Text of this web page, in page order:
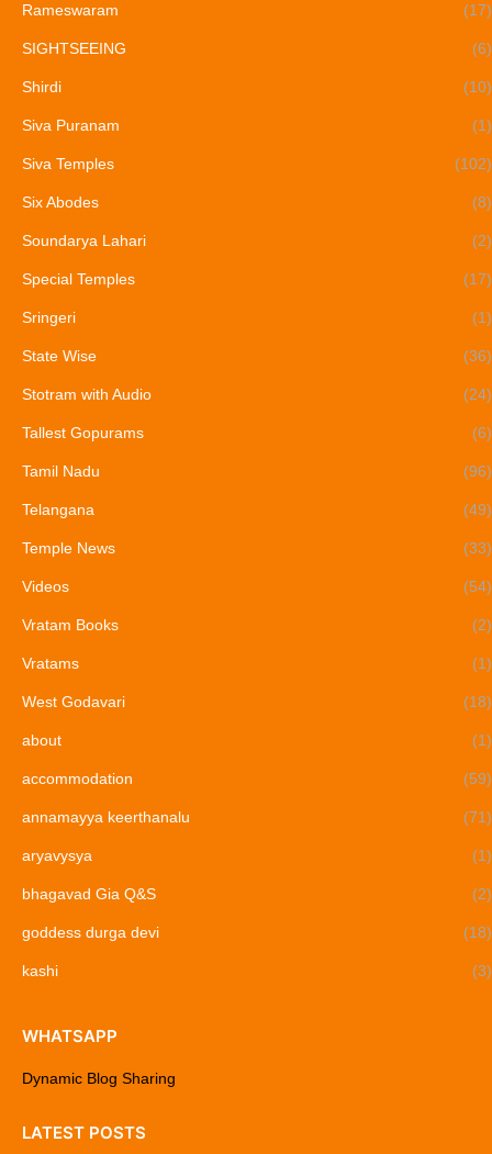
Rameswaram (17)
SIGHTSEEING (6)
Shirdi (10)
Siva Puranam (1)
Siva Temples (102)
Six Abodes (8)
Soundarya Lahari (2)
Special Temples (17)
Sringeri (1)
State Wise (36)
Stotram with Audio (24)
Tallest Gopurams (6)
Tamil Nadu (96)
Telangana (49)
Temple News (33)
Videos (54)
Vratam Books (2)
Vratams (1)
West Godavari (18)
about (1)
accommodation (59)
annamayya keerthanalu (71)
aryavysya (1)
bhagavad Gia Q&S (2)
goddess durga devi (18)
kashi (3)
WHATSAPP
Dynamic Blog Sharing
LATEST POSTS